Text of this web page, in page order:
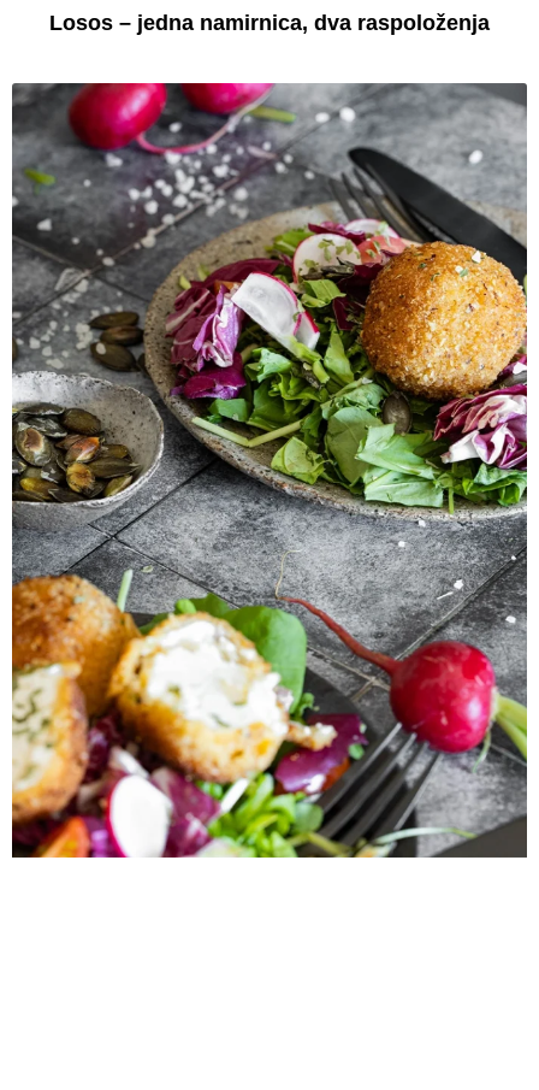
Losos – jedna namirnica, dva raspoloženja